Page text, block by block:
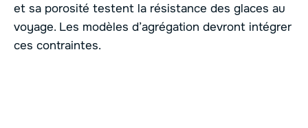
et sa porosité testent la résistance des glaces au
voyage. Les modèles d’agrégation devront intégrer
ces contraintes.